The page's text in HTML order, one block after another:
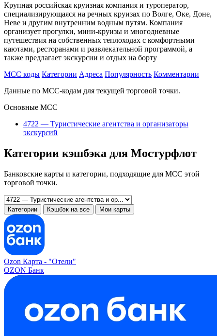
Крупная российская круизная компания и туроператор,
специализирующаяся на речных круизах по Волге, Оке, Донe,
Неве и другим внутренним водным путям. Компания
организует прогулки, мини-круизы и многодневные
путешествия на собственных теплоходах с комфортными
каютами, ресторанами и развлекательной программой, а
также предлагает экскурсии и отдых на борту
MCC коды Категории Адреса Популярность Комментарии
Данные по MCC-кодам для текущей торговой точки.
Основные MCC
4722 — Туристические агентства и организаторы
экскурсий
Категории кэшбэка для Мостурфлот
Банковские карты и категории, подходящие для MCC этой
торговой точки.
Категории Кэшбэк на все Мои карты
Ozon Карта - "Отели"
OZON Банк